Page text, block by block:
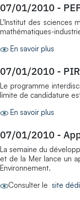
07/01/2010 -
L'Institut des sciences
mathématiques-
En savoir plus
07/01/2010 -
Le programme
limite de candidature
En savoir plus
07/01/2010 -
La semaine du
et de la Mer lance un
Environnement.
Consulter le site